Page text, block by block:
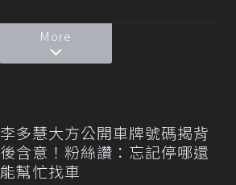
More
李多慧大方公開車牌號碼揭背
後含意！粉絲讚：忘記停哪還
能幫忙找車